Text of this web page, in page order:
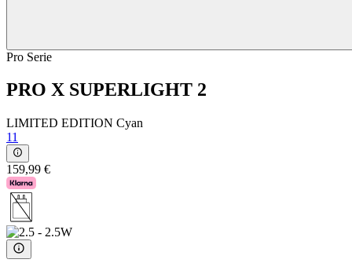
Pro Serie
PRO X SUPERLIGHT 2
LIMITED EDITION Cyan
11
159,99 €